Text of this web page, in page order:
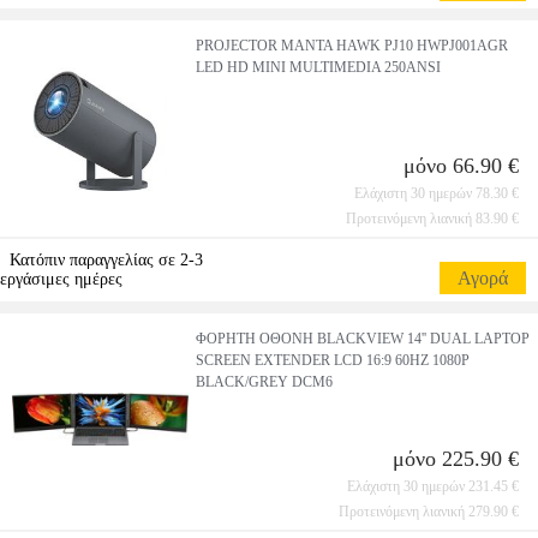
PROJECTOR MANTA HAWK PJ10 HWPJ001AGR
LED HD MINI MULTIMEDIA 250ANSI
μόνο 66.90 €
Ελάχιστη 30 ημερών 78.30 €
Προτεινόμενη λιανική 83.90 €
Κατόπιν παραγγελίας σε 2-3
εργάσιμες ημέρες
Αγορά
ΦΟΡΗΤΗ ΟΘΟΝΗ BLACKVIEW 14'' DUAL LAPTOP
SCREEN EXTENDER LCD 16:9 60HZ 1080P
BLACK/GREY DCM6
μόνο 225.90 €
Ελάχιστη 30 ημερών 231.45 €
Προτεινόμενη λιανική 279.90 €